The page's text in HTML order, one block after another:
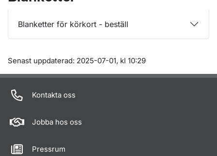
Blanketter för körkort - beställ
Om sidan
Senast uppdaterad: 2025-07-01, kl 10:29
Kontakta oss
Jobba hos oss
Pressrum